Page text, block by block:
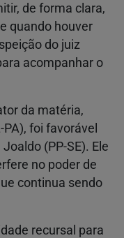
de forma clara,
quando houver
do juiz
acompanhar o
da matéria,
foi favorável
(PP-SE). Ele
no poder de
continua sendo
recursal para